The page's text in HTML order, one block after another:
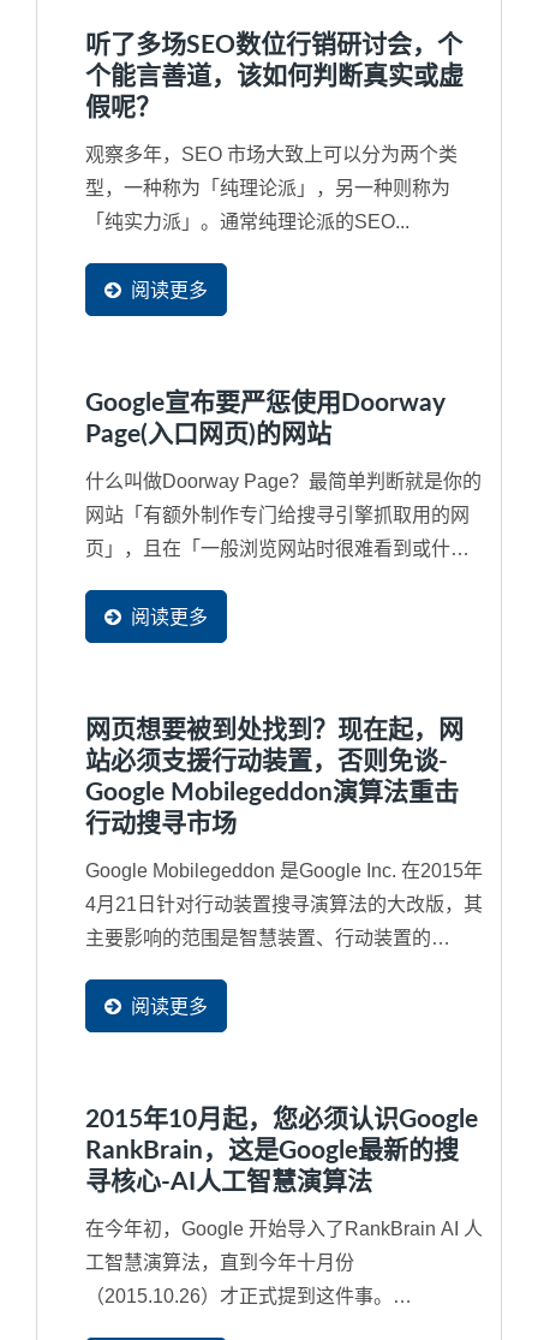
听了多场SEO数位行销研讨会，个
个能言善道，该如何判断真实或虚
假呢？
观察多年，SEO 市场大致上可以分为两个类
型，一种称为「纯理论派」，另一种则称为
「纯实力派」。通常纯理论派的SEO...
阅读更多
Google宣布要严惩使用Doorway
Page(入口网页)的网站
什么叫做Doorway Page？最简单判断就是你的
网站「有额外制作专门给搜寻引擎抓取用的网
页」，且在「一般浏览网站时很难看到或什至
（Domain...
阅读更多
网页想要被到处找到？现在起，网
站必须支援行动装置，否则免谈-
Google Mobilegeddon演算法重击
行动搜寻市场
Google Mobilegeddon 是Google Inc. 在2015年
4月21日针对行动装置搜寻演算法的大改版，其
主要影响的范围是智慧装置、行动装置的
阅读更多
2015年10月起，您必须认识Google
RankBrain，这是Google最新的搜
寻核心-AI人工智慧演算法
在今年初，Google 开始导入了RankBrain AI 人
工智慧演算法，直到今年十月份
（2015.10.26）才正式提到这件事。